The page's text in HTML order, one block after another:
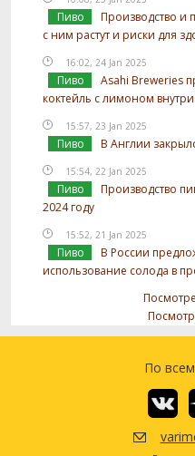
Пиво
Производство и
с ним растут и риски для
16:02, 24 Jan 2025
Пиво
Asahi Breweries
коктейль с лимоном
15:57, 23 Jan 2025
Пиво В Англии
15:54, 22 Jan 2025
Пиво
Производство
2024 году
15:52, 21 Jan 2025
Пиво
В России
использование солода в
По